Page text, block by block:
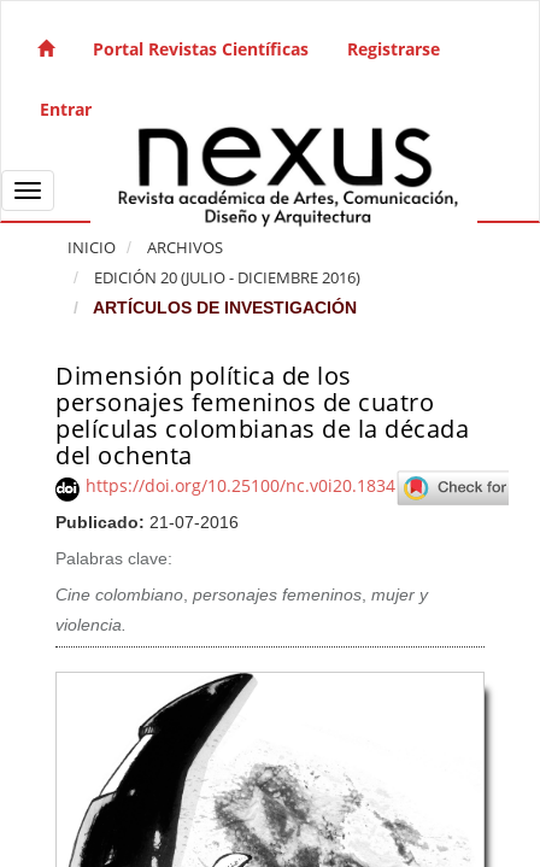
Navegación principal
Barra lateral
Portal Revistas Científicas Registrarse
Entrar
Toggle navigation
INICIO
ARCHIVOS
EDICIÓN 20 (JULIO - DICIEMBRE 2016)
ARTÍCULOS DE INVESTIGACIÓN
Dimensión política de los
personajes femeninos de cuatro
películas colombianas de la década
del ochenta
https://doi.org/10.25100/nc.v0i20.1834
Publicado: 21-07-2016
Palabras clave:
Cine colombiano,personajes femeninos,mujer y
violencia.
Barra lateral del artículo